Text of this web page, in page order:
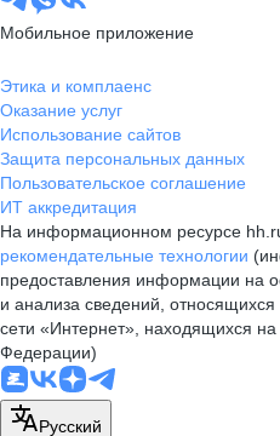
Мобильное приложение
Этика и комплаенс
Оказание услуг
Использование сайтов
Защита персональных данных
Пользовательское соглашение
ИТ аккредитация
На информационном ресурсе
рекомендательные технологии
предоставления информации на
и анализа сведений,
сети «Интернет», находящихся на
Федерации)
Русский